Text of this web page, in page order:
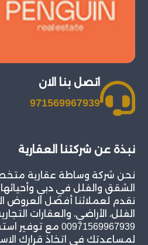
اتصل بنا الان
971569967939
نبذة عن شركتنا العقارية
نحن شركة وساطة عقارية
الشقق والفلل في دبي
نقدم لعملائنا أفضل العروض
الفلل، الأراضي، والعقارات
00971569967939 مع
لمساعدتك في اتخاذ قرارك